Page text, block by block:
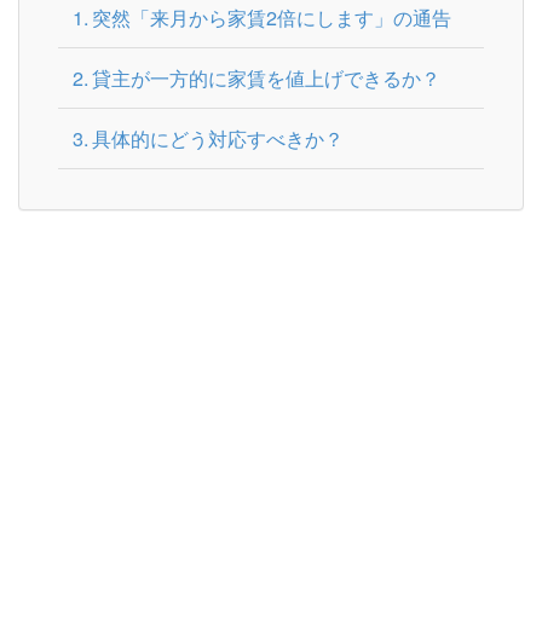
突然「来月から家賃2倍にします」の通告
貸主が一方的に家賃を値上げできるか？
具体的にどう対応すべきか？